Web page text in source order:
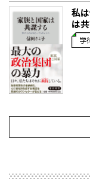
私
は
学